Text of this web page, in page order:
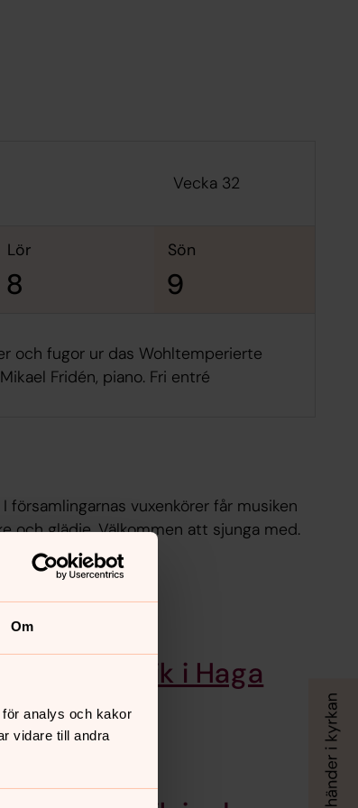
Om
analys och kakor
vidare till andra
Vecka 32
lör
8
sön
9
och fugor ur das Wohltemperierte
Fridén, piano. Fri entré
församlingarnas vuxenkörer får musiken
och glädje. Välkommen att sjunga med.
och musik i Haga